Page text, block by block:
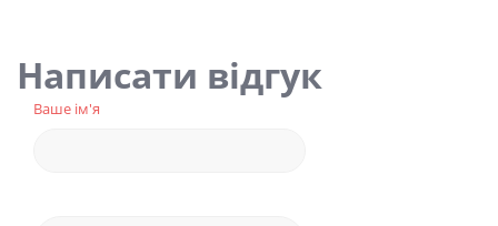
Написати відгук
Ваше ім'я